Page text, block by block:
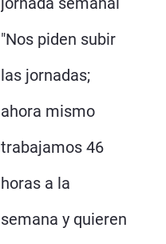
"Nos piden subir
las jornadas;
ahora mismo
trabajamos 46
horas a la
semana y quieren